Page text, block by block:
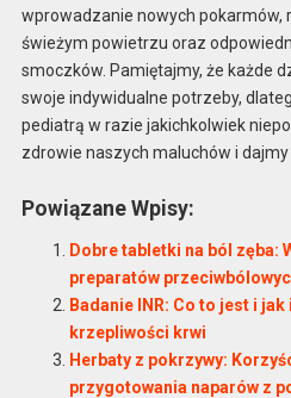
wprowadzanie nowych pokarmów,
świeżym powietrzu oraz
smoczków. Pamiętajmy, że każde
swoje indywidualne potrzeby,
pediatrą w razie jakichkolwiek
zdrowie naszych maluchów i
Powiązane Wpisy:
Dobre tabletki na ból zęba:
preparatów
Badanie INR: Co to jest i
krzepliwości krwi
Herbaty z pokrzywy:
przygotowania naparów z